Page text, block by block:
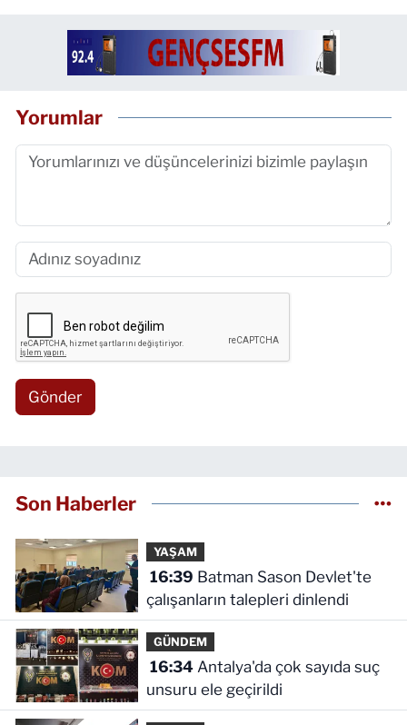
Yorumlar
Gönder
Son Haberler
YAŞAM
16:39
çalışanların talepleri dinlendi
GÜNDEM
16:34Antalya'da çok sayıda suç
unsuru ele geçirildi